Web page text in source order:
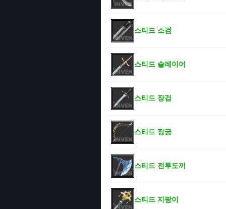
스티드 소검
스티드 슬레이어
스티드 장검
스티드 장궁
스티드 전투도끼
스티드 지팡이